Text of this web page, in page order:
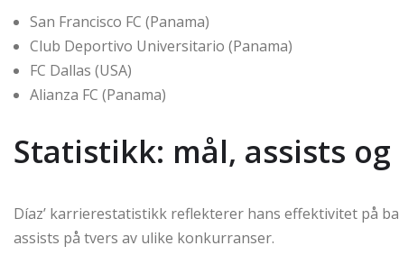
San Francisco FC (Panama)
Club Deportivo Universitario (Panama)
FC Dallas (USA)
Alianza FC (Panama)
Statistikk: mål, assists
Díaz’ karrierestatistikk reflekterer hans effektivitet på
assists på tvers av ulike konkurranser.